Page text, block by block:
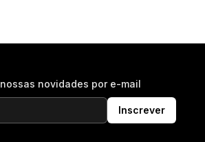
novidades por e-mail
Inscrever